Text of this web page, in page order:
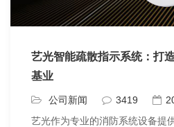
艺光智能疏散指示系统：打
基业
公司新闻 3419
艺光作为专业的消防系统设备提